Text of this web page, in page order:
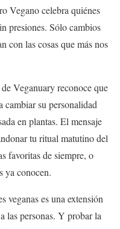
Vegano celebra quiénes
presiones. Sólo cambios
con las cosas que más nos
Veganuary reconoce que
cambiar su personalidad
en plantas. El mensaje
tu ritual matutino del
favoritas de siempre, o
ya conocen.
veganas es una extensión
las personas. Y probar la